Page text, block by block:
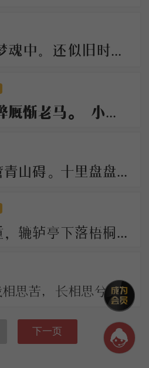
多少恨，昨夜梦魂中。还似旧时游上苑，车如流水马如龙；花月正春风！
洛郊无俎豆，弊厩惭老马。 小雁过炉峰，影落楚水下。 长船倚云泊，石镜秋凉夜。 岂解有乡情，弄月聊呜哑
清溪奔快，不管青山碍。十里盘盘平世界，更著溪山襟带。 古今陵谷茫茫，市朝往往耕桑。此地居然形胜，似曾小小兴亡。
楼宇沉沉翠几重，辘轳亭下落梧桐。川光带晚虹垂雨，树影涵秋鹊唤风。 人不见，思何穷，断肠今古夕阳中。
入我相思门，知我相思苦， 长相思兮长相忆，短相思兮无穷极， 早知如此绊人心，何如当初莫相识。
下一页